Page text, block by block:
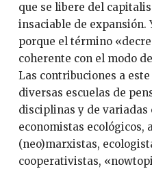
que se libere del
insaciable de expansión.
porque el término
coherente con el modo
Las contribuciones a
diversas escuelas de
disciplinas y de variadas
economistas
(neo)marxistas,
cooperativistas,